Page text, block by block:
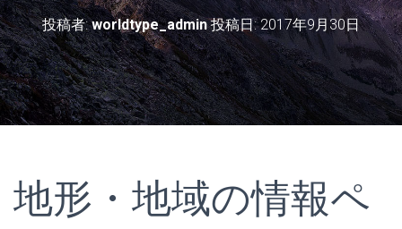
替
え
投稿者:worldtype_admin投稿日:2017年9月30日
地形・地域の情報ペ